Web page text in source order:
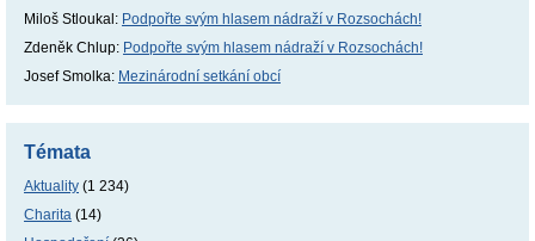
Miloš Stloukal : Podpořte svým hlasem nádraží v Rozsochách!
Zdeněk Chlup: Podpořte svým hlasem nádraží v Rozsochách!
Josef Smolka: Mezinárodní setkání obcí
Témata
Aktuality (1 234)
Charita (14)